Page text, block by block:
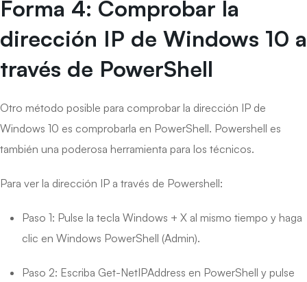
Forma 4: Comprobar la
dirección IP de Windows 10 a
través de PowerShell
Otro método posible para comprobar la dirección IP de
Windows 10 es comprobarla en PowerShell. Powershell es
también una poderosa herramienta para los técnicos.
Para ver la dirección IP a través de Powershell:
Paso 1: Pulse la tecla Windows + X al mismo tiempo y haga
clic en Windows PowerShell (Admin).
Paso 2: Escriba Get-NetIPAddress en PowerShell y pulse